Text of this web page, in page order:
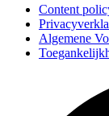
Content
Algemene